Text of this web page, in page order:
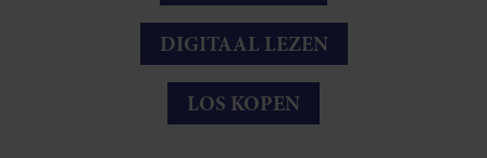
DIGITAAL LEZEN
LOS KOPEN